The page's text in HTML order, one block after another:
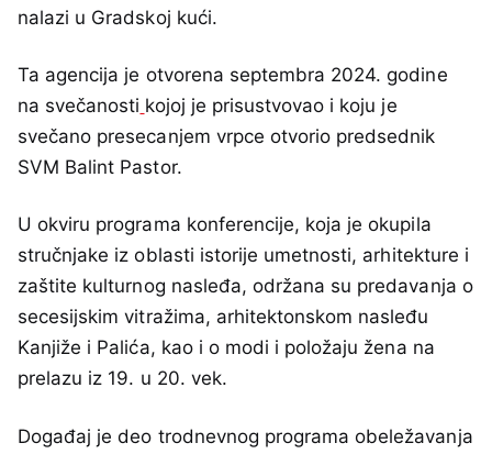
nalazi u Gradskoj kući.
Ta agencija je otvorena septembra 2024. godine
na svečanosti kojoj je prisustvovao i koju je
svečano presecanjem vrpce otvorio predsednik
SVM Balint Pastor.
U okviru programa konferencije, koja je okupila
stručnjake iz oblasti istorije umetnosti, arhitekture i
zaštite kulturnog nasleđa, održana su predavanja o
secesijskim vitražima, arhitektonskom nasleđu
Kanjiže i Palića, kao i o modi i položaju žena na
prelazu iz 19. u 20. vek.
Događaj je deo trodnevnog programa obeležavanja